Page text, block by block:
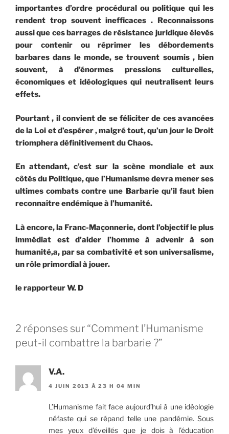
importantes d’ordre procédural ou politique qui les
rendent trop souvent inefficaces . Reconnaissons
aussi que ces barrages de résistance juridique élevés
pour contenir ou réprimer les débordements
barbares dans le monde, se trouvent soumis , bien
souvent, à d’énormes pressions culturelles,
économiques et idéologiques qui neutralisent leurs
effets.
Pourtant , il convient de se féliciter de ces avancées
de la Loi et d’espérer , malgré tout, qu’un jour le Droit
triomphera définitivement du Chaos.
En attendant, c’est sur la scène mondiale et aux
côtés du Politique, que l’Humanisme devra mener ses
ultimes combats contre une Barbarie qu’il faut bien
reconnaître endémique à l’humanité.
Là encore, la Franc-Maçonnerie, dont l’objectif le plus
immédiat est d’aider l’homme à advenir à son
humanité,a, par sa combativité et son universalisme,
un rôle primordial à jouer.
le rapporteur W. D
2 réponses sur “Comment l’Humanisme
peut-il combattre la barbarie ?”
V.A.
4 JUIN 2013 À 23 H 04 MIN
L’Humanisme fait face aujourd’hui à une idéologie
néfaste qui se répand telle une pandémie. Sous
mes yeux d’éveillés que je dois à l’éducation